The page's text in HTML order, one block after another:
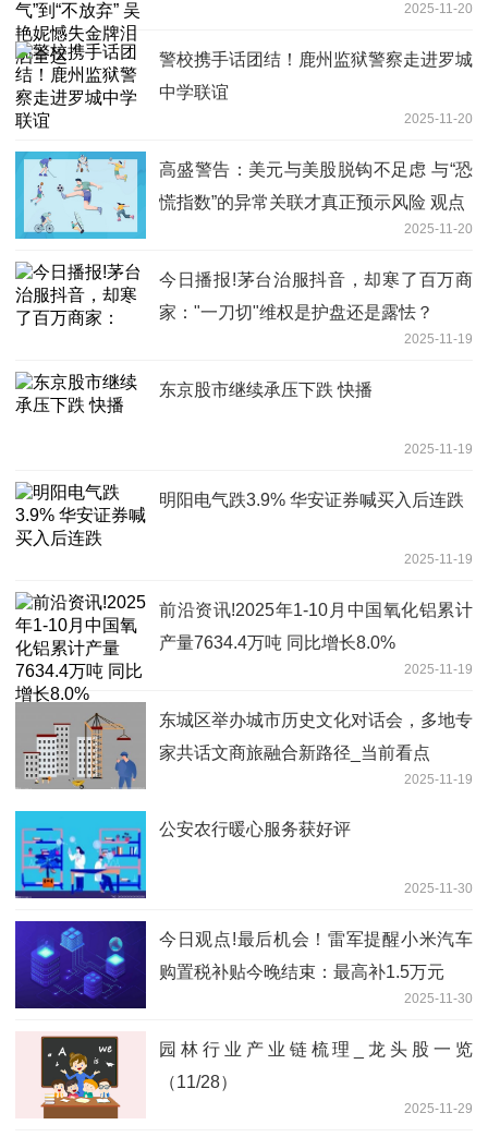
2025-11-20
警校携手话团结！鹿州监狱警察走进罗城
中学联谊
2025-11-20
高盛警告：美元与美股脱钩不足虑 与“恐
慌指数”的异常关联才真正预示风险 观点
2025-11-20
今日播报!茅台治服抖音，却寒了百万商
家："一刀切"维权是护盘还是露怯？
2025-11-19
东京股市继续承压下跌 快播
2025-11-19
明阳电气跌3.9% 华安证券喊买入后连跌
2025-11-19
前沿资讯!2025年1-10月中国氧化铝累计
产量7634.4万吨 同比增长8.0%
2025-11-19
东城区举办城市历史文化对话会，多地专
家共话文商旅融合新路径_当前看点
2025-11-19
公安农行暖心服务获好评
2025-11-30
今日观点!最后机会！雷军提醒小米汽车
购置税补贴今晚结束：最高补1.5万元
2025-11-30
园林行业产业链梳理_龙头股一览
（11/28）
2025-11-29